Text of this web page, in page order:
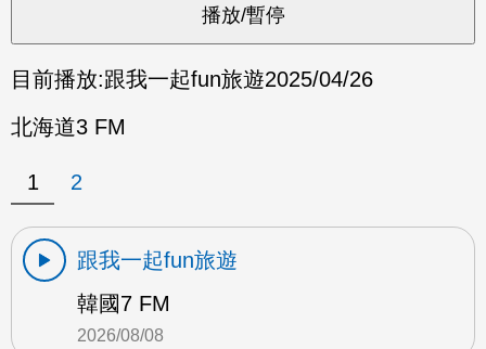
目前播放:跟我一起fun旅遊2025/04/26
北海道3 FM
1 2
跟我一起fun旅遊
韓國7 FM
2026/08/08